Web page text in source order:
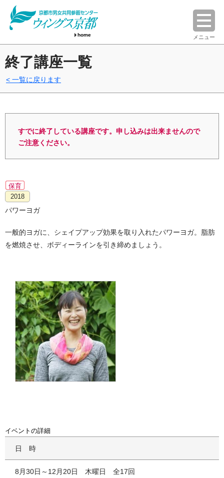
home メニュー
終了講座一覧
一覧に戻ります
すでに終了している講座です。申し込みは出来ませんので
ご注意ください。
保育
2018
パワーヨガ
一般的ヨガに、シェイプアップ効果を取り入れたパワーヨガ。脂肪
を燃焼させ、ボディーラインを引き締めましょう。
イベントの詳細
日時
8月30日～12月20日 木曜日 全17回